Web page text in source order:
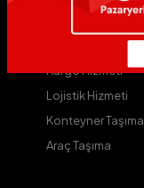
Avium D
Kargo Hizmeti
Lojistik Hizmeti
Konteyner Taşıma
Araç Taşıma